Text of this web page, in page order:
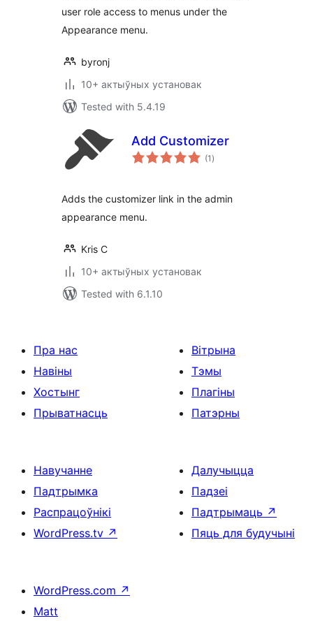
user role access to menus under the
Appearance menu.
byronj
10+ актыўных установак
Tested with 5.4.19
Add Customizer
(1 total
ratings
)
Adds the customizer link in the admin
appearance menu.
Kris C
10+ актыўных установак
Tested with 6.1.10
Пра нас
Навіны
Хостынг
Прыватнасць
Вітрына
Тэмы
Плагіны
Патэрны
Навучанне
Падтрымка
Распрацоўнікі
WordPress.tv ↗
Далучыцца
Падзеі
Падтрымаць ↗
Пяць для будучыні
WordPress.com ↗
Matt